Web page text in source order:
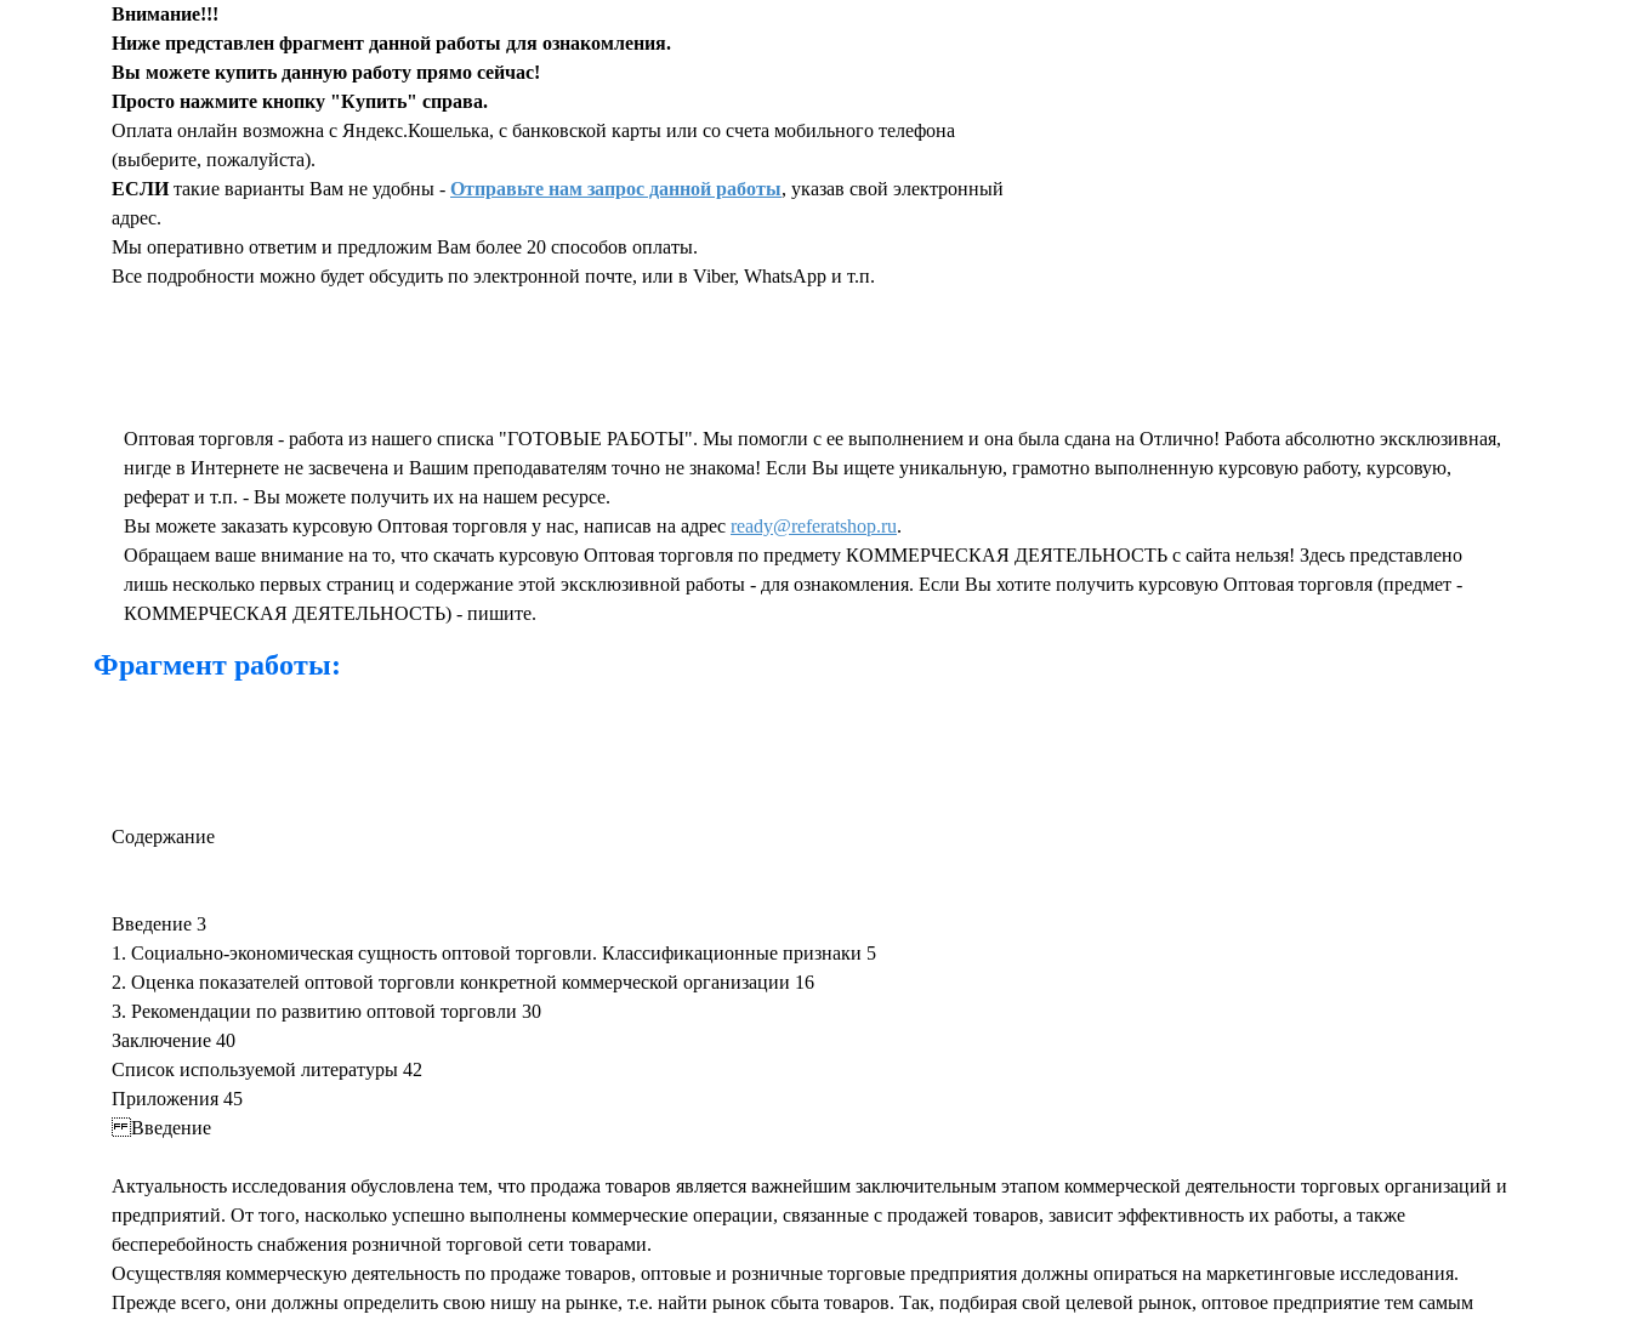
Внимание!!!
Ниже представлен фрагмент данной работы для ознакомления.
Вы можете купить данную работу прямо сейчас!
Просто нажмите кнопку "Купить" справа.
Оплата онлайн возможна с Яндекс.Кошелька, с банковской карты или со счета мобильного телефона
(выберите, пожалуйста).
ЕСЛИтакие варианты Вам не удобны - Отправьте нам запрос данной работы, указав свой электронный
адрес.
Мы оперативно ответим и предложим Вам более 20 способов оплаты.
Все подробности можно будет обсудить по электронной почте, или в Viber, WhatsApp и т.п.
Оптовая торговля - работа из нашего списка "ГОТОВЫЕ РАБОТЫ". Мы помогли с ее выполнением и она была сдана на Отлично! Работа абсолютно эксклюзивная,
нигде в Интернете не засвечена и Вашим преподавателям точно не знакома! Если Вы ищете уникальную, грамотно выполненную курсовую работу, курсовую,
реферат и т.п. - Вы можете получить их на нашем ресурсе.
Вы можете заказать курсовую Оптовая торговля у нас, написав на адрес ready@referatshop.ru.
Обращаем ваше внимание на то, что скачать курсовую Оптовая торговля по предмету КОММЕРЧЕСКАЯ ДЕЯТЕЛЬНОСТЬ с сайта нельзя! Здесь представлено
лишь несколько первых страниц и содержание этой эксклюзивной работы - для ознакомления. Если Вы хотите получить курсовую Оптовая торговля (предмет -
КОММЕРЧЕСКАЯ ДЕЯТЕЛЬНОСТЬ) - пишите.
Фрагмент работы:
Содержание
Введение 3
1. Социально-экономическая сущность оптовой торговли. Классификационные признаки 5
2. Оценка показателей оптовой торговли конкретной коммерческой организации 16
3. Рекомендации по развитию оптовой торговли 30
Заключение 40
Список используемой литературы 42
Приложения 45
Введение
Актуальность исследования обусловлена тем, что продажа товаров является важнейшим заключительным этапом коммерческой деятельности торговых организаций и
предприятий. От того, насколько успешно выполнены коммерческие операции, связанные с продажей товаров, зависит эффективность их работы, а также
бесперебойность снабжения розничной торговой сети товарами.
Осуществляя коммерческую деятельность по продаже товаров, оптовые и розничные торговые предприятия должны опираться на маркетинговые исследования.
Прежде всего, они должны определить свою нишу на рынке, т.е. найти рынок сбыта товаров. Так, подбирая свой целевой рынок, оптовое предприятие тем самым